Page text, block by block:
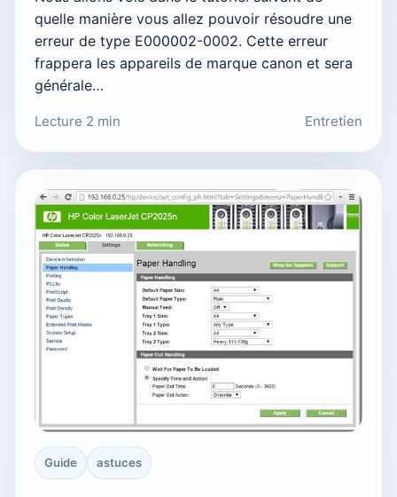
quelle manière vous allez pouvoir résoudre une
erreur de type E000002-0002. Cette erreur
frappera les appareils de marque canon et sera
générale…
Lecture 2 min Entretien
Guide astuces